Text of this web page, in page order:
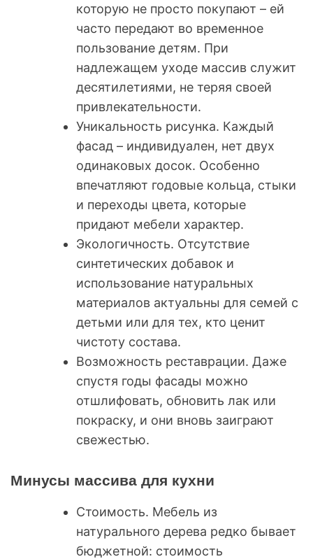
которую не просто покупают – ей
часто передают во временное
пользование детям. При
надлежащем уходе массив служит
десятилетиями, не теряя своей
привлекательности.
Уникальность рисунка. Каждый
фасад – индивидуален, нет двух
одинаковых досок. Особенно
впечатляют годовые кольца, стыки
и переходы цвета, которые
придают мебели характер.
Экологичность. Отсутствие
синтетических добавок и
использование натуральных
материалов актуальны для семей с
детьми или для тех, кто ценит
чистоту состава.
Возможность реставрации. Даже
спустя годы фасады можно
отшлифовать, обновить лак или
покраску, и они вновь заиграют
свежестью.
Минусы массива для кухни
Стоимость. Мебель из
натурального дерева редко бывает
бюджетной: стоимость